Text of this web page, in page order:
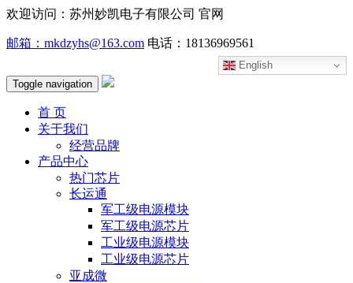
欢迎访问：苏州妙凯电子有限公司 官网
邮箱：mkdzyhs@163.com 电话：18136969561
English
Toggle navigation
首 页
关于我们
经营品牌
产品中心
热门芯片
长运通
军工级电源模块
军工级电源芯片
工业级电源模块
工业级电源芯片
亚成微